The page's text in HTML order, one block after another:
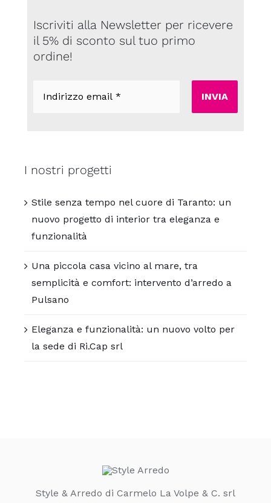
Iscriviti alla Newsletter per ricevere
il 5% di sconto sul tuo primo
ordine!
email
I nostri progetti
Stile senza tempo nel cuore di Taranto: un
nuovo progetto di interior tra eleganza e
funzionalità
Una piccola casa vicino al mare, tra
semplicità e comfort: intervento d’arredo a
Pulsano
Eleganza e funzionalità: un nuovo volto per
la sede di Ri.Cap srl
Style & Arredo di Carmelo La Volpe & C. srl